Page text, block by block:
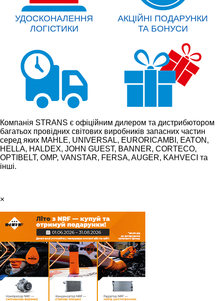
УДОСКОНАЛЕННЯ
ЛОГІСТИКИ
АКЦІЙНІ ПОДАРУНКИ
ТА БОНУСИ
Компанія STRANS є офіційним дилером та дистрибютором
багатьох провідних світових виробників запасних частин
серед яких MAHLE, UNIVERSAL, EURORICAMBI, EATON,
HELLA, HALDEX, JOHN GUEST, BANNER, CORTECO,
OPTIBELT, OMP, VANSTAR, FERSA, AUGER, KAHVECI та
інші.
×